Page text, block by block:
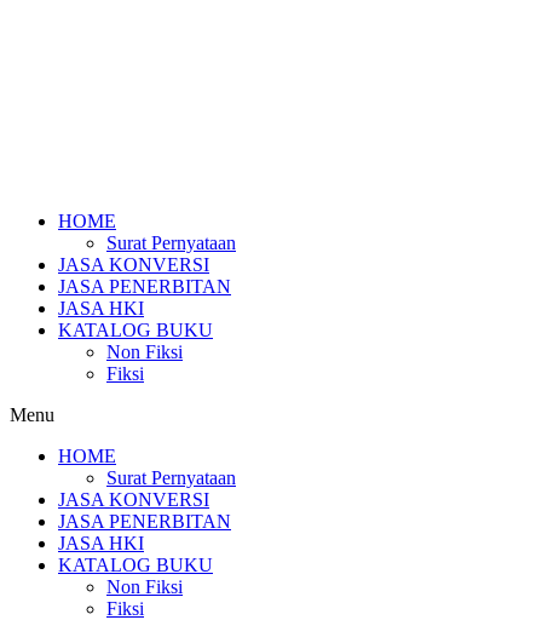
HOME
Surat Pernyataan
JASA KONVERSI
JASA PENERBITAN
JASA HKI
KATALOG BUKU
Non Fiksi
Fiksi
Menu
HOME
Surat Pernyataan
JASA KONVERSI
JASA PENERBITAN
JASA HKI
KATALOG BUKU
Non Fiksi
Fiksi